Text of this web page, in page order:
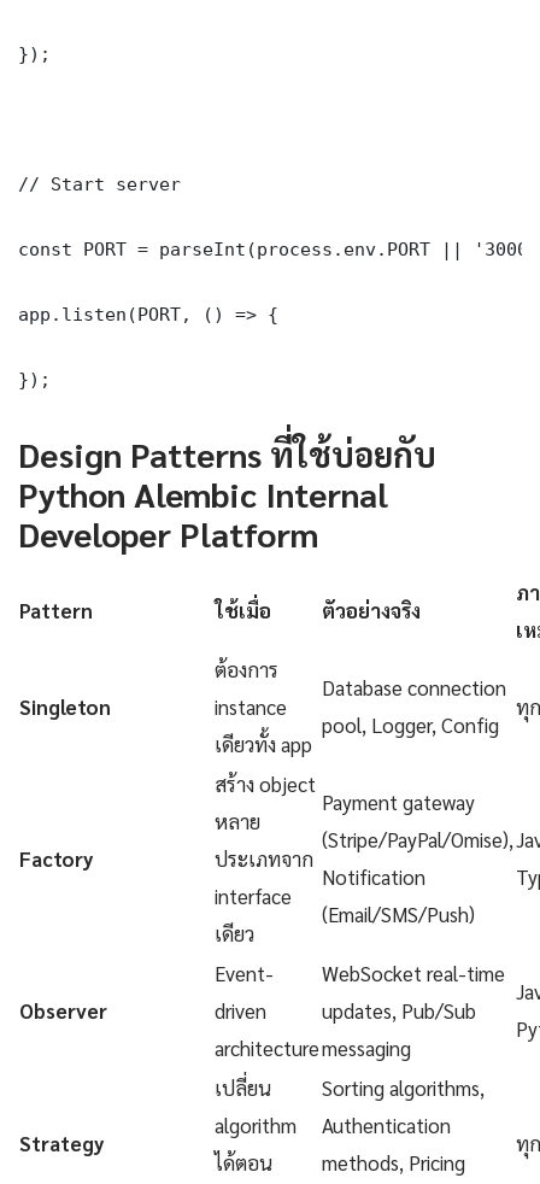
});
// Start server
const PORT = parseInt(process.env.PORT ||
app.listen(PORT, () => {
});
Design Patterns ที่ใช้บ่อยกับ
Python Alembic Internal
Developer Platform
Pattern ใช้เมื่อ ตัวอย่างจริง
ภ
เ
Singleton
ต้องการ
instance
เดียวทั้ง app
Database connection
pool, Logger, Config
ทุ
Factory
สร้าง object
หลาย
ประเภทจาก
interface
เดียว
Payment gateway
(Stripe/PayPal/Omise),
Notification
(Email/SMS/Push)
Observer
Event-
driven
architecture
WebSocket real-time
updates, Pub/Sub
messaging
Strategy
เปลี่ยน
algorithm
ได้ตอน
Sorting algorithms,
Authentication
methods, Pricing
ทุ